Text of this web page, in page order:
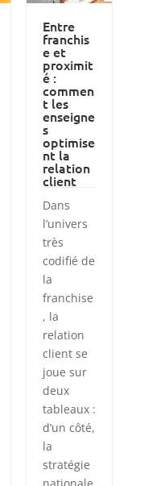
Entre
franchis
e et
proximit
é :
commen
t les
enseigne
s
optimise
nt la
relation
client
Dans
l’univers
très
codifié de
la
franchise
, la
relation
client se
joue sur
deux
tableaux :
d’un côté,
la
stratégie
nationale